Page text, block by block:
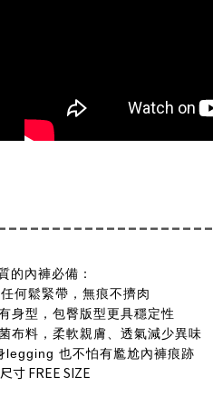
的內褲必備：
何鬆緊帶，無痕不擠肉
身型，包臀版型更具穩定性
布料，柔軟親膚、透氣減少異味
legging 也不怕有尷尬內褲痕跡
寸 FREE SIZE